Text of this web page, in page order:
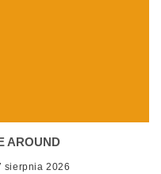
AROUND
sierpnia 2026